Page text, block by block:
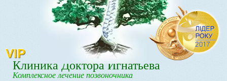
VIP
Клиника Доктора Игнатьева
Комплексное лечение позвоночника